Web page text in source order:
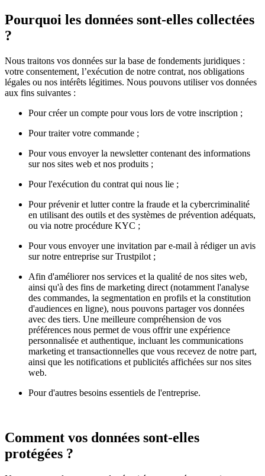
Pourquoi les données sont-elles collectées
?
Nous traitons vos données sur la base de fondements juridiques :
votre consentement, l’exécution de notre contrat, nos obligations
légales ou nos intérêts légitimes. Nous pouvons utiliser vos données
aux fins suivantes :
Pour créer un compte pour vous lors de votre inscription ;
Pour traiter votre commande ;
Pour vous envoyer la newsletter contenant des informations
sur nos sites web et nos produits ;
Pour l'exécution du contrat qui nous lie ;
Pour prévenir et lutter contre la fraude et la cybercriminalité
en utilisant des outils et des systèmes de prévention adéquats,
ou via notre procédure KYC ;
Pour vous envoyer une invitation par e-mail à rédiger un avis
sur notre entreprise sur Trustpilot ;
Afin d'améliorer nos services et la qualité de nos sites web,
ainsi qu'à des fins de marketing direct (notamment l'analyse
des commandes, la segmentation en profils et la constitution
d'audiences en ligne), nous pouvons partager vos données
avec des tiers. Une meilleure compréhension de vos
préférences nous permet de vous offrir une expérience
personnalisée et authentique, incluant les communications
marketing et transactionnelles que vous recevez de notre part,
ainsi que les notifications et publicités affichées sur nos sites
web.
Pour d'autres besoins essentiels de l'entreprise.
Comment vos données sont-elles
protégées ?